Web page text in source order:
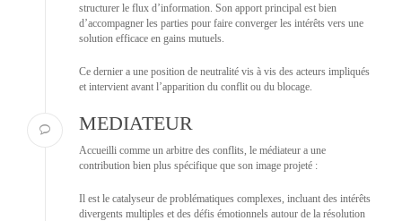
structurer le flux d’information. Son apport principal est bien
d’accompagner les parties pour faire converger les intérêts vers une
solution efficace en gains mutuels.
Ce dernier a une position de neutralité vis à vis des acteurs impliqués
et intervient avant l’apparition du conflit ou du blocage.
MEDIATEUR
Accueilli comme un arbitre des conflits, le médiateur a une
contribution bien plus spécifique que son image projeté :
Il est le catalyseur de problématiques complexes, incluant des intérêts
divergents multiples et des défis émotionnels autour de la résolution